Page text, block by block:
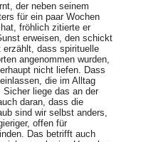
der neben seinem
für ein paar Wochen
fröhlich zitierte er
erweisen, den schickt
erzählt, dass spirituelle
angenommen wurden,
nicht liefen. Dass
die im Alltag
liege das an der
daran, dass die
sind wir selbst anders,
offen für
Das betrifft auch